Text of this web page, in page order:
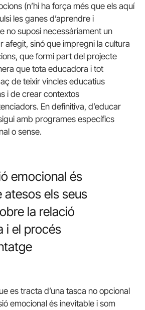
(n’hi ha força més que els aquí
les ganes d’aprendre i
no suposi necessàriament un
afegit, sinó que impregni la cultura
que formi part del projecte
que tota educadora i tot
de teixir vincles educatius
i de crear contextos
En definitiva, d’educar
amb programes específics
o sense.
emocional és
atesos els seus
la relació
i el procés
es tracta d’una tasca no opcional
emocional és inevitable i som